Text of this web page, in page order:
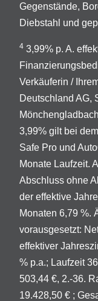
Gegenstände,
Diebstahl und
4 3,99% p. A.
Verkäuferin /
Deutschland AG,
3,99% gilt bei
Safe Pro und
Monate Laufzeit.
Abschluss ohne
der effektive
Monaten 6,79 %.
vorausgesetzt:
effektiver
% p.a.; Laufzeit
503,44 €, 2.-36.
19.428,50 € ;